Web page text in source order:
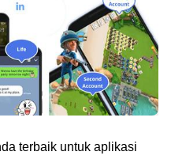
terbaik untuk aplikasi